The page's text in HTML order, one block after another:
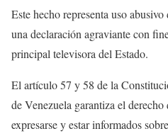
Este hecho representa uso
una declaración agraviante con
principal televisora del Estado.
El artículo 57 y 58 de la
de Venezuela garantiza el
expresarse y estar informados